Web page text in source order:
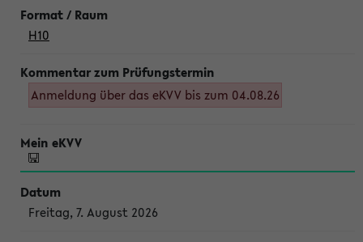
H10
Anmeldung über das eKVV bis zum 04.08.26
Freitag, 7. August 2026